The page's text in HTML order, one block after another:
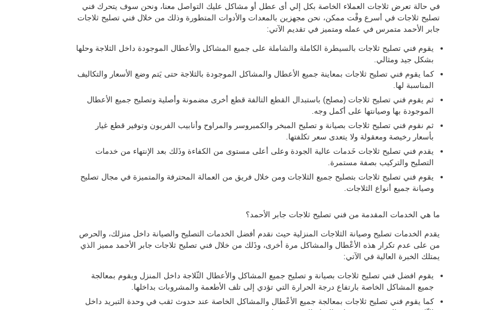
في حالة تعرض ثلاجات العملاء الخاصة بكل إلي أى عطل أو مشاكل عليك التواصل معنا، ونحن سوف يتحرك فني
تصليح ثلاجات في أسرع وقْت ممكن، نحن مجهزين بالمعدات والأدوات المتطورة وذلك من خلال فني تصليح ثلاجات
جابر الأحمد متمرس في عمله ومتميز في تقديم الآتي:
يقوم فني تصليح ثلاجات بالسيطرة الكاملة والشاملة على جميع المشاكل والأعطال الموجودة داخل الثلاجة وحلها
بشكل جيد ومثالي.
كما يقوم فني تصليح ثلاجات بمعاينة جميع الأعطال والمشاكل الموجودة بالثلاجة حتى يَتم وضع الأسعار والتكاليف
المناسبة لها.
ثم يقوم فني تصليح ثلاجات (مصلح) باستبدال القطع التالفة قطع أخرى مضمونة وأصلية وتصليح جميع الأعطال
الموجودة بها وصيانتها على أكمل وجه.
ثم نقوم فني تصليح ثلاجات بصيانة و تصليح المبخر والكمبروسر والمراوح وأنابيب الفريون وتوفير قطع غيار
بأسعار رخيصة ومعقولة ولا يتعدى سعر تكلفتها.
يقدم فني تصليح ثلاجات خَدمات عالية الجودة وعلى أعلى مستوى من الكفاءة وذَلك بعد الإنتهاء من خدمات
التصليح والتركيب بصفة مستمرة.
يقوم فني تصليح ثلاجات بتصليح جميع الثلاجات ومن خلال فريق من العمالة المحترفة والمتميزة في مجال تصليح
وصيانة جميع أنواع الثلاجات.
ما هي الخدمات المقدمة من فني تصليح ثلاجات جابر الأحمد؟
يقدم الخدمات تصليح وصيانة الثلاجات المنزلية حيث نقدم أفضل الخدمات التصليح والصيانة داخل منزلك، والحرص
من على عدم تكرار هذه الأعْطال والمشاكل مرة أخرى، وذَلك من خلال فني تصليح ثلاجات جابر الأحمد مميز الذي
يمتلك الخبرة العالية في الآتي:
يقوم افضل فني تصليح ثلاجات بصيانة و تصليح جميع المشاكل والأعطال الثّلاجة داخل المنزل ويقوم بمعالجة
جميع المشاكل الخاصة بارتفاع درجة الحرارة التي تؤدي إلى تلف الأطعمة والمشروبات بداخلها.
كما يقوم فني تصليح ثلاجات بمعالجة جميع الأعْطال والمشاكل الخاصة عند حدوث ثقب في وحدة التبريد داخل